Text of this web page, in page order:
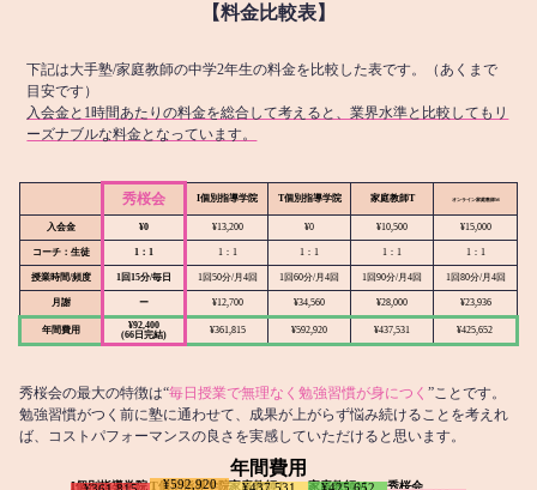
【料金比較表】
下記は大手塾/家庭教師の中学2年生の料金を比較した表です。（あくまで
目安です）
入会金と1時間あたりの料金を総合して考えると、業界水準と比較してもリ
ーズナブルな料金となっています。
秀桜会 I個別指導学院 T個別指導学院 家庭教師T オンライン家庭教師M
入会金 ¥0 ¥13,200 ¥0 ¥10,500 ¥15,000
コーチ：生徒 1：1 1：1 1：1 1：1 1：1
授業時間/頻度 1回15分/毎日 1回50分/月4回 1回60分/月4回 1回90分/月4回 1回80分/月4回
月謝 ー ¥12,700 ¥34,560 ¥28,000 ¥23,936
年間費用
¥92,400
(66日完結)
¥361,815 ¥592,920 ¥437,531 ¥425,652
秀桜会の最大の特徴は“毎日授業で無理なく勉強習慣が身につく ”ことです。
勉強習慣がつく前に塾に通わせて、成果が上がらず悩み続けることを考えれ
ば、コストパフォーマンスの良さを実感していただけると思います。
年間費用
I個別指導学院T個別指導学院
¥592,920 家庭教師T
¥437,531 家庭教師M 秀桜会